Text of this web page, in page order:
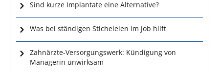
Sind kurze Implantate eine Alternative?
Was bei ständigen Sticheleien im Job hilft
Zahnärzte-Versorgungswerk: Kündigung von
Managerin unwirksam